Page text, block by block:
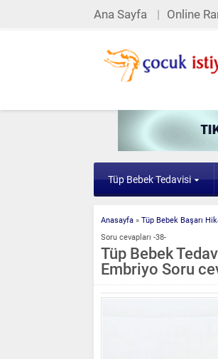
Ana Sayfa Online
Tüp Bebek Tedavisi
Anasayfa » Tüp Bebek Başarı
Soru cevapları -38-
Tüp Bebek
Embriyo Soru